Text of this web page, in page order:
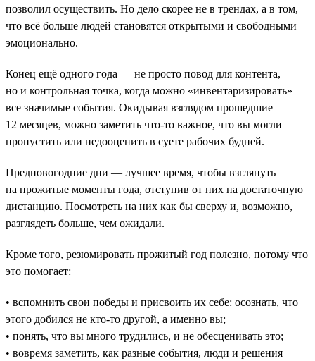
позволил осуществить. Но дело скорее не в трендах, а в том,
что всё больше людей становятся открытыми и свободными
эмоционально.
Конец ещё одного года — не просто повод для контента,
но и контрольная точка, когда можно «инвентаризировать»
все значимые события. Окидывая взглядом прошедшие
12 месяцев, можно заметить что-то важное, что вы могли
пропустить или недооценить в суете рабочих будней.
Предновогодние дни — лучшее время, чтобы взглянуть
на прожитые моменты года, отступив от них на достаточную
дистанцию. Посмотреть на них как бы сверху и, возможно,
разглядеть больше, чем ожидали.
Кроме того, резюмировать прожитый год полезно, потому что
это помогает:
• вспомнить свои победы и присвоить их себе: осознать, что
этого добился не кто-то другой, а именно вы;
• понять, что вы много трудились, и не обесценивать это;
• вовремя заметить, как разные события, люди и решения